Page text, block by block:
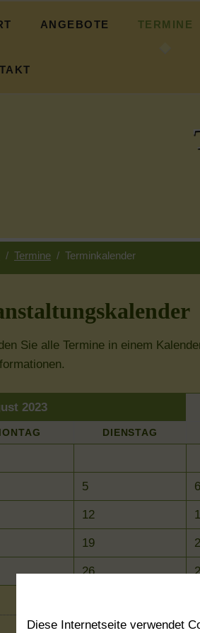
ANGEBOTE
Kranichzeit
TERMINE
Termine Terminkalender
Sie alle Termine in einem
2023
NTAG DI ENSTAG
5 6
12
19
26
Diese Internetseite verwendet